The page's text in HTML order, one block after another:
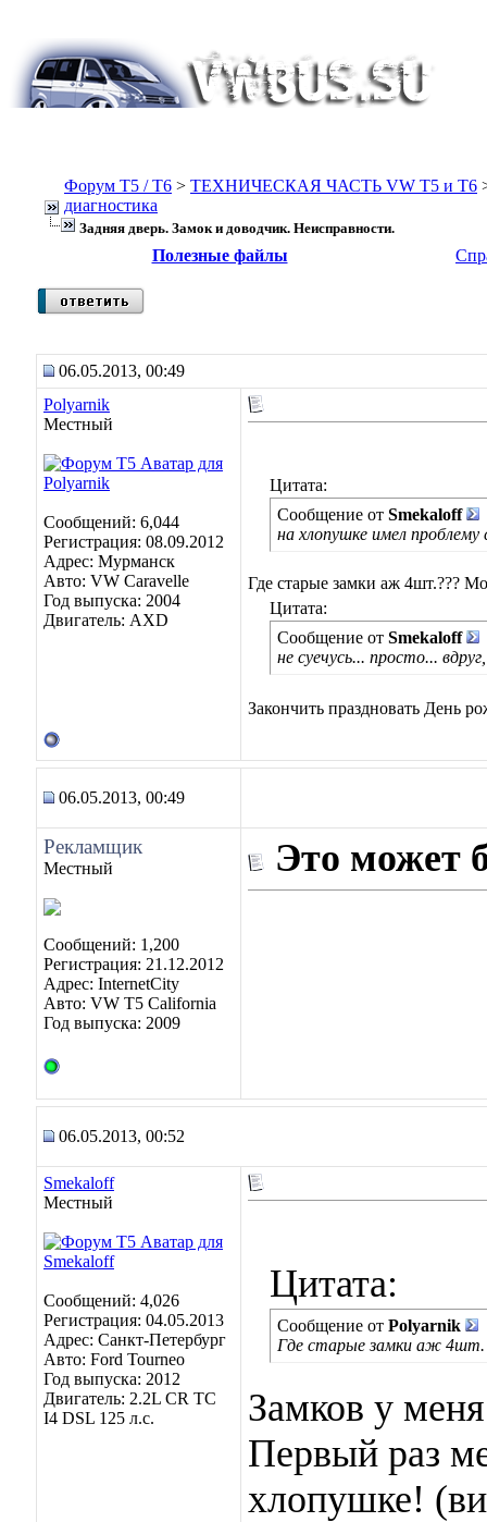
Форум Т5 / T6 > ТЕХНИЧЕСКАЯ ЧАСТЬ VW T5 и T6
диагностика
Задняя дверь. Замок и доводчик. Неисправности.
Полезные файлы
06.05.2013, 00:49
Polyarnik
Местный
Сообщений: 6,044
Регистрация: 08.09.2012
Адрес: Мурманск
Авто: VW Caravelle
Год выпуска: 2004
Двигатель: AXD
Цитата:
Сообщение от Smekaloff
на хлопушке имел проблему
Где старые замки аж 4шт.???
Цитата:
Сообщение от Smekaloff
не суечусь... просто...
Закончить праздновать День
06.05.2013, 00:49
Рекламщик
Местный
Сообщений: 1,200
Регистрация: 21.12.2012
Адрес: InternetCity
Авто: VW T5 California
Год выпуска: 2009
Это может
06.05.2013, 00:52
Smekaloff
Местный
Сообщений: 4,026
Регистрация: 04.05.2013
Адрес: Санкт-Петербург
Авто: Ford Tourneo
Год выпуска: 2012
Двигатель: 2.2L CR TC
I4 DSL 125 л.с.
Цитата:
Сообщение от Polyarnik
Где старые замки аж
Замков у
Первый раз
хлопушке!